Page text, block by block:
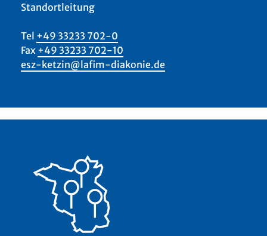
Standortleitung
Tel +49 33233 702-0
Fax +49 33233 702-10
esz-ketzin@lafim-diakonie.de